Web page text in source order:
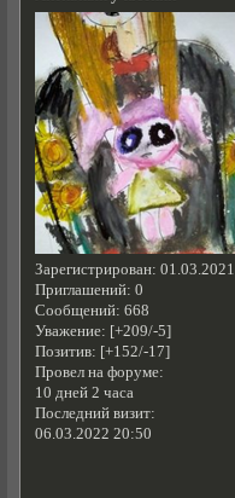
Зарегистрирован: 01.03.2021
Приглашений: 0
Сообщений: 668
Уважение: [+209/-5]
Позитив: [+152/-17]
Провел на форуме:
10 дней 2 часа
Последний визит:
06.03.2022 20:50